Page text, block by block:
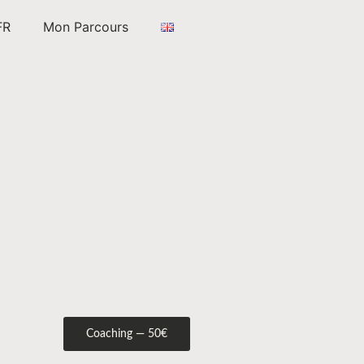
Mon Parcours
Coaching — 50€